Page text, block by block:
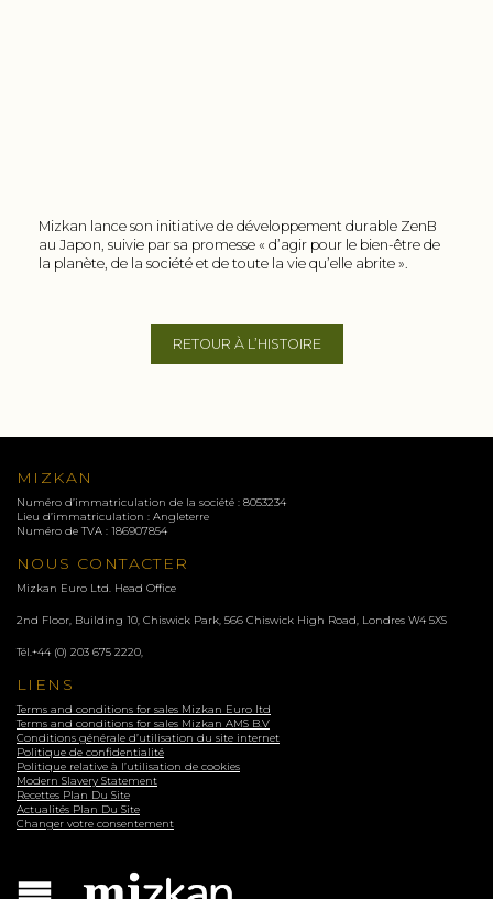
Mizkan lance son initiative de développement durable ZenB
au Japon, suivie par sa promesse « d’agir pour le bien-être de
la planète, de la société et de toute la vie qu’elle abrite ».
RETOUR À L’HISTOIRE
MIZKAN
Numéro d’immatriculation de la société : 8053234
Lieu d’immatriculation : Angleterre
Numéro de TVA : 186907854
NOUS CONTACTER
Mizkan Euro Ltd. Head Office
2nd Floor, Building 10, Chiswick Park, 566 Chiswick High Road, Londres W4 5XS
Tél. +44 (0) 203 675 2220
LIENS
Terms and conditions for sales Mizkan Euro ltd
Terms and conditions for sales Mizkan AMS B.V
Conditions générale d’utilisation du site internet
Politique de confidentialité
Politique relative à l’utilisation de cookies
Modern Slavery Statement
Recettes Plan Du Site
Actualités Plan Du Site
Changer votre consentement